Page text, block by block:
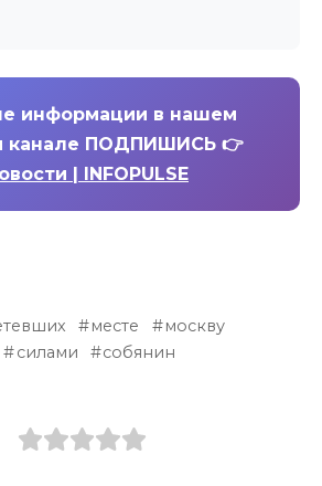
информации в нашем
канале ПОДПИШИСЬ 👉
| INFOPULSE
месте
москву
силами
собянин